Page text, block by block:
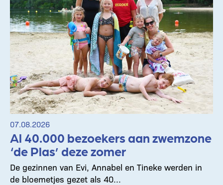
07.08.2026
Al 40.000 bezoekers aan zwemzone
‘de Plas’ deze zomer
De gezinnen van Evi, Annabel en Tineke werden in
de bloemetjes gezet als 40...